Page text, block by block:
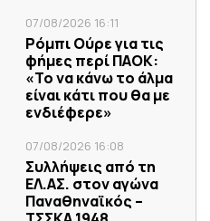
07/08/2026 16:11
Ρόμπι Ούρε για τις
φήμες περί ΠΑΟΚ:
«Το να κάνω το άλμα
είναι κάτι που θα με
ενδιέφερε»
07/08/2026 16:08
Συλλήψεις από τη
ΕΛ.ΑΣ. στον αγώνα
Παναθηναϊκός –